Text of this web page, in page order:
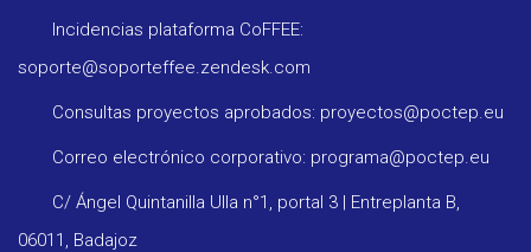
Incidencias plataforma CoFFEE:
soporte@soporteffee.zendesk.com
Consultas proyectos aprobados: proyectos@poctep.eu
Correo electrónico corporativo: programa@poctep.eu
C/ Ángel Quintanilla Ulla n°1, portal 3 | Entreplanta B,
06011, Badajoz